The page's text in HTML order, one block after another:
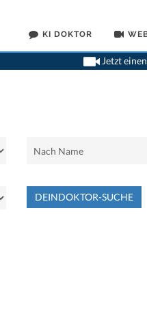
KI DOKTOR
Jetzt
DEINDOKTOR-SUCHE